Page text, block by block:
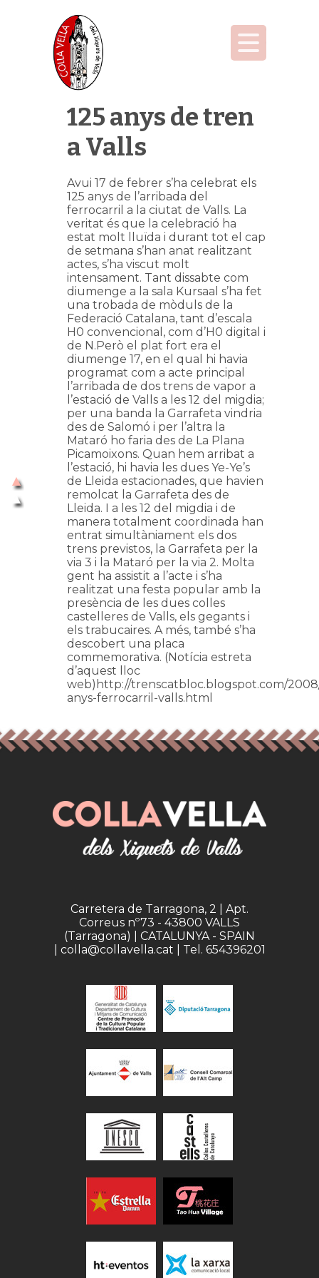
125 anys de tren
a Valls
Avui 17 de febrer s’ha celebrat els
125 anys de l’arribada del
ferrocarril a la ciutat de Valls. La
veritat és que la celebració ha
estat molt lluïda i durant tot el cap
de setmana s’han anat realitzant
actes, s’ha viscut molt
intensament. Tant dissabte com
diumenge a la sala Kursaal s’ha fet
una trobada de mòduls de la
Federació Catalana, tant d’escala
H0 convencional, com d’H0 digital i
de N.Però el plat fort era el
diumenge 17, en el qual hi havia
programat com a acte principal
l’arribada de dos trens de vapor a
l’estació de Valls a les 12 del migdia;
per una banda la Garrafeta vindria
des de Salomó i per l’altra la
Mataró ho faria des de La Plana
Picamoixons. Quan hem arribat a
l’estació, hi havia les dues Ye-Ye’s
de Lleida estacionades, que havien
remolcat la Garrafeta des de
Lleida. I a les 12 del migdia i de
manera totalment coordinada han
entrat simultàniament els dos
trens previstos, la Garrafeta per la
via 3 i la Mataró per la via 2. Molta
gent ha assistit a l’acte i s’ha
realitzat una festa popular amb la
presència de les dues colles
castelleres de Valls, els gegants i
els trabucaires. A més, també s’ha
descobert una placa
commemorativa. (Notícia estreta
d’aquest lloc
web)http://trenscatbloc.blogspot.com/
anys-ferrocarril-valls.html
Carretera de Tarragona, 2 | Apt.
Correus nº73 - 43800 VALLS
(Tarragona) | CATALUNYA - SPAIN
| colla@collavella.cat | Tel. 654396201